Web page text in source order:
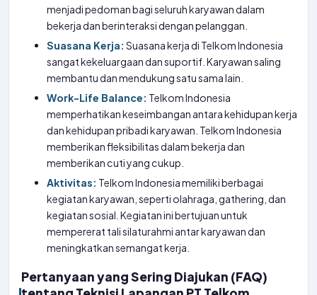
menjadi pedoman bagi seluruh karyawan dalam
bekerja dan berinteraksi dengan pelanggan.
Suasana Kerja: Suasana kerja di Telkom Indonesia
sangat kekeluargaan dan suportif. Karyawan saling
membantu dan mendukung satu sama lain.
Work-Life Balance: Telkom Indonesia
memperhatikan keseimbangan antara kehidupan kerja
dan kehidupan pribadi karyawan. Telkom Indonesia
memberikan fleksibilitas dalam bekerja dan
memberikan cuti yang cukup.
Aktivitas: Telkom Indonesia memiliki berbagai
kegiatan karyawan, seperti olahraga, gathering, dan
kegiatan sosial. Kegiatan ini bertujuan untuk
mempererat tali silaturahmi antar karyawan dan
meningkatkan semangat kerja.
Pertanyaan yang Sering Diajukan (FAQ)